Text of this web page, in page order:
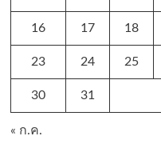
16 17 18
23 24 25
30 31
« ก.ค.